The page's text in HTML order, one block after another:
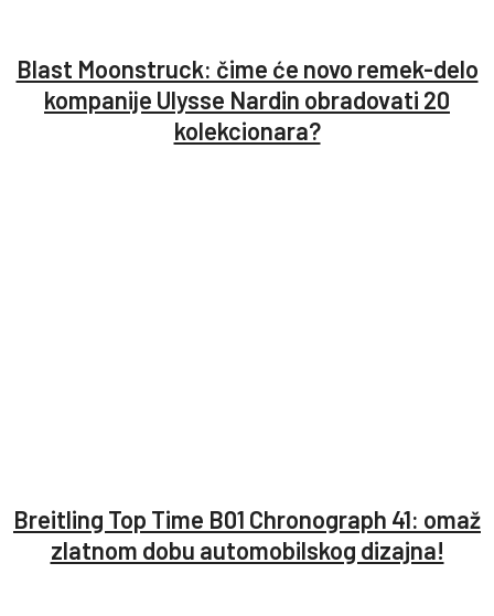
Blast Moonstruck: čime će novo remek-delo
kompanije Ulysse Nardin obradovati 20
kolekcionara?
Breitling Top Time B01 Chronograph 41: omaž
zlatnom dobu automobilskog dizajna!